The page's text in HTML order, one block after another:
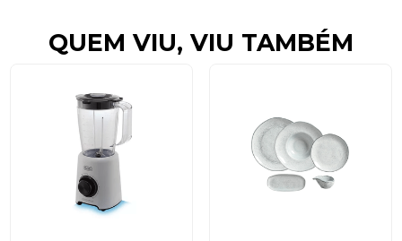
QUEM VIU, VIU TAMBÉM